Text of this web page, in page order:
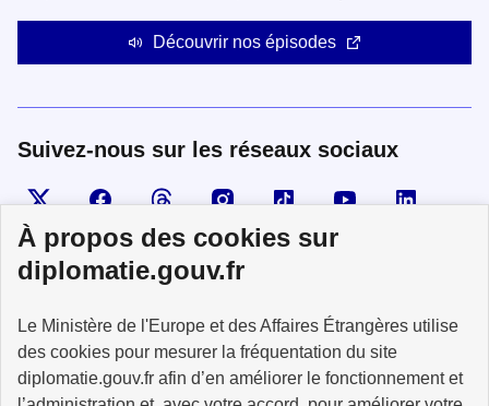
À propos des cookies sur
diplomatie.gouv.fr
Le Ministère de l'Europe et des Affaires Étrangères utilise
des cookies pour mesurer la fréquentation du site
diplomatie.gouv.fr afin d’en améliorer le fonctionnement et
Découvrir nos épisodes
Suivez-nous sur les réseaux sociaux
Visiter la page XSuivez-nous sur Facebook
Visiter le compte Threads
Visiter le compte Instagram
Visiter le compte TikTok
Visiter le
MINISTÈRE
DE L'EUROPE
ET DES AFFAIRES
ÉTRANGÈRES